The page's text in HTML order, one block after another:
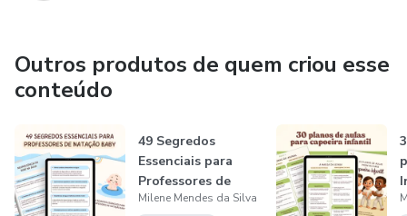
Outros produtos de quem criou esse
conteúdo
49 Segredos
Essenciais para
Professores de
Natação Baby
Milene Mendes da Silva